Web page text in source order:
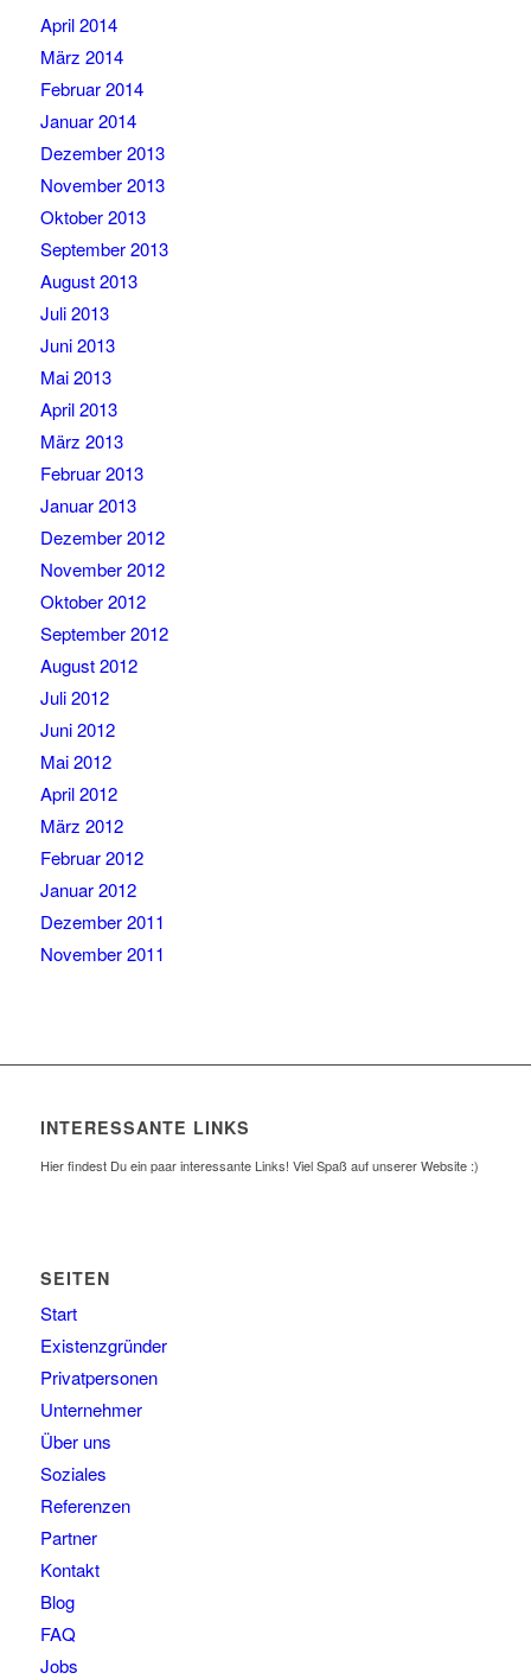
April 2014
März 2014
Februar 2014
Januar 2014
Dezember 2013
November 2013
Oktober 2013
September 2013
August 2013
Juli 2013
Juni 2013
Mai 2013
April 2013
März 2013
Februar 2013
Januar 2013
Dezember 2012
November 2012
Oktober 2012
September 2012
August 2012
Juli 2012
Juni 2012
Mai 2012
April 2012
März 2012
Februar 2012
Januar 2012
Dezember 2011
November 2011
INTERESSANTE LINKS
Hier findest Du ein paar interessante Links! Viel Spaß auf unserer Website :)
SEITEN
Start
Existenzgründer
Privatpersonen
Unternehmer
Über uns
Soziales
Referenzen
Partner
Kontakt
Blog
FAQ
Jobs